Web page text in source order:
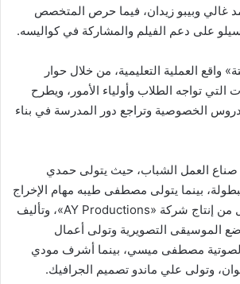
وبيبو زيدان، فيما حرص المتخصص
على دعم الفيلم والمشاركة في كواليسه.
واقع العملية التعليمية، من خلال حوار
تواجه الطلاب وأولياء الأمور، ويطرح
الخصوصية وتراجع دور المدرسة في بناء
صناع العمل الشباب، حيث يتولى حمدي
بينما يتولى مصطفى طيبه مهام الإخراج
والتصوير، ويأتي العمل من إنتاج شركة «AY Productions»، وتأليف
الموسيقى التصويرية وتولى أعمال
مصطفى ميسي، بينما أشرف مودي
وتولى علي ماندو تصميم الجرافيك.